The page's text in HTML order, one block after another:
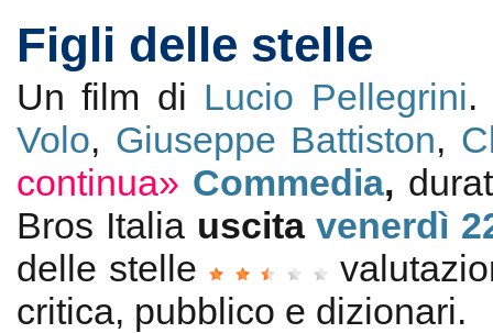
Figli delle stelle
Un film di Lucio Pellegrini.
Volo, Giuseppe Battiston,
continua» Commedia,
Bros Italia uscitavenerdì
delle stelle
critica, pubblico e dizionari.